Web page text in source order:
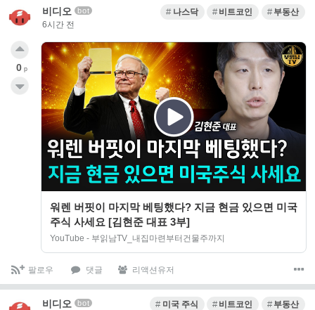
비디오 bot
6시간 전
나스닥 비트코인 부동산
워렌 버핏이 마지막 베팅했다? 지금 현금 있으면 미국
주식 사세요 [김현준 대표 3부]
YouTube - 부읽남TV_내집마련부터건물주까지
0 p
팔로우 댓글 리액션유저
비디오 bot 미국 주식 비트코인 부동산